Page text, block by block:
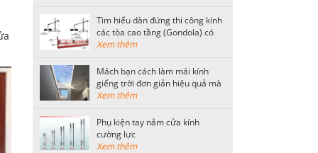
Tìm hiểu dàn đứng thi công kính
các tòa cao tầng (Gondola) có
kết cấu như thế nào?
Xem thêm
Mách bạn cách làm mái kính
giếng trời đơn giản hiệu quả mà
tiết kiệm nhất
Xem thêm
Phụ kiện tay nắm cửa kính
cường lực
Xem thêm